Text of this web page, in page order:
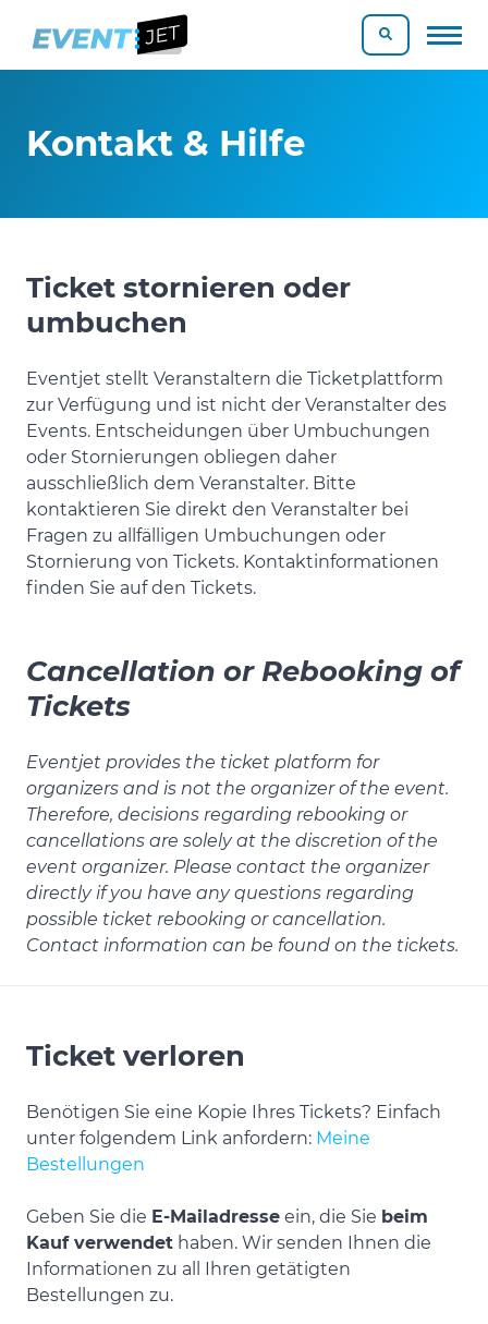
Kontakt & Hilfe
Ticket stornieren oder
umbuchen
Eventjet stellt Veranstaltern die Ticketplattform
zur Verfügung und ist nicht der Veranstalter des
Events. Entscheidungen über Umbuchungen
oder Stornierungen obliegen daher
ausschließlich dem Veranstalter. Bitte
kontaktieren Sie direkt den Veranstalter bei
Fragen zu allfälligen Umbuchungen oder
Stornierung von Tickets. Kontaktinformationen
finden Sie auf den Tickets.
Cancellation or Rebooking of
Tickets
Eventjet provides the ticket platform for
organizers and is not the organizer of the event.
Therefore, decisions regarding rebooking or
cancellations are solely at the discretion of the
event organizer. Please contact the organizer
directly if you have any questions regarding
possible ticket rebooking or cancellation.
Contact information can be found on the tickets.
Ticket verloren
Benötigen Sie eine Kopie Ihres Tickets? Einfach
unter folgendem Link anfordern: Meine
Bestellungen
Geben Sie die E-Mailadresse ein, die Sie beim
Kauf verwendet haben. Wir senden Ihnen die
Informationen zu all Ihren getätigten
Bestellungen zu.